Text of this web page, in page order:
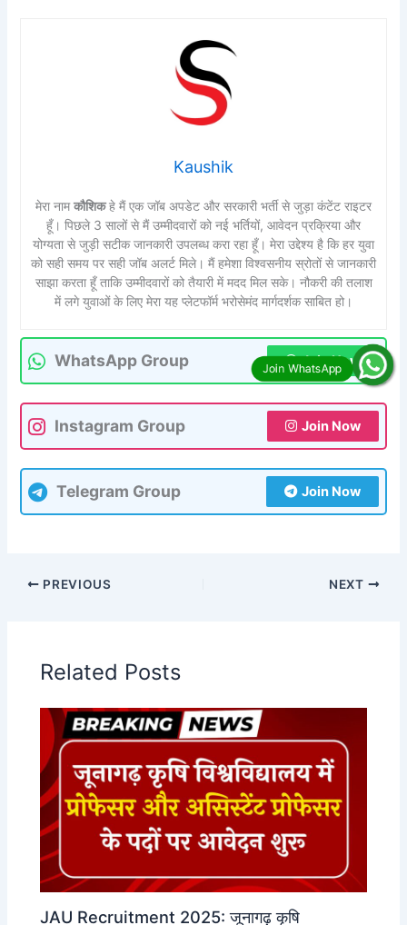
Kaushik
मेरा नामकौशिकहे मैं एक जॉब अपडेट और सरकारी भर्ती से जुड़ा कंटेंट राइटर
हूँ। पिछले 3 सालों से मैं उम्मीदवारों को नई भर्तियों, आवेदन प्रक्रिया और
योग्यता से जुड़ी सटीक जानकारी उपलब्ध करा रहा हूँ। मेरा उद्देश्य है कि हर युवा
को सही समय पर सही जॉब अलर्ट मिले। मैं हमेशा विश्वसनीय स्रोतों से जानकारी
साझा करता हूँ ताकि उम्मीदवारों को तैयारी में मदद मिल सके। नौकरी की तलाश
में लगे युवाओं के लिए मेरा यह प्लेटफॉर्म भरोसेमंद मार्गदर्शक साबित हो।
WhatsApp Group Join Now
Instagram Group Join Now
Telegram Group Join Now
PREVIOUS NEXT
Related Posts
JAU Recruitment 2025: जूनागढ़ कृषि